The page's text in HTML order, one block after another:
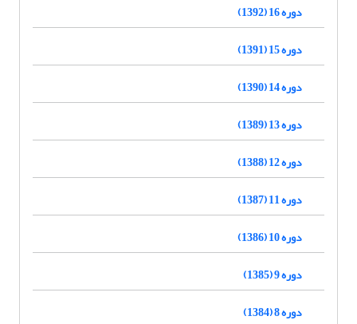
دوره 16 (1392)
دوره 15 (1391)
دوره 14 (1390)
دوره 13 (1389)
دوره 12 (1388)
دوره 11 (1387)
دوره 10 (1386)
دوره 9 (1385)
دوره 8 (1384)